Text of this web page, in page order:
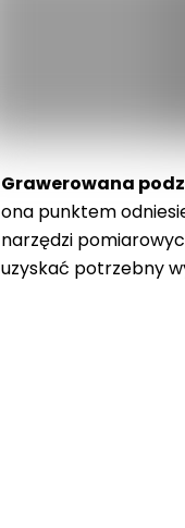
Grawerowana
ona punktem
narzędzi
uzyskać potrzebny